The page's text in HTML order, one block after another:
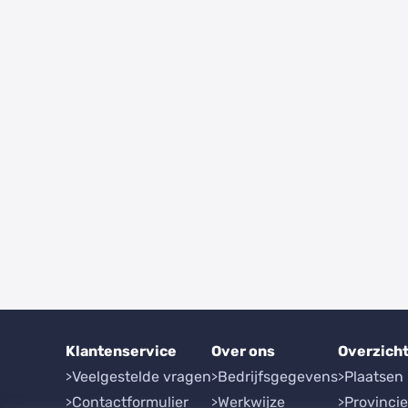
Klantenservice
Veelgestelde vragen
Contactformulier
Over ons
Bedrijfsgegevens
Werkwijze
Plaatsen